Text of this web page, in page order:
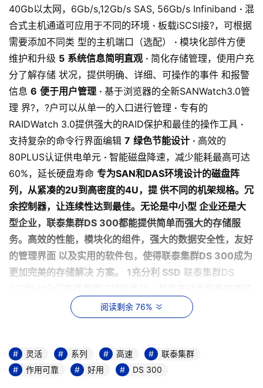
40Gb以太网，6Gb/s,12Gb/s SAS, 56Gb/s Infiniband · 混
合式主机通道可应用于不同的环境 · 板载iSCSI接?，可根据
需要添加不同类 型的主机端口（选配） · 模块化部件方便
维护和升级 5 系统信息简明直观 · 简化存储管理，使用户充
分了解存储 状况，提供明确、详细、可操作的事件 和报警
信息 6 便于用户管理 · 基于浏览器的全新SANWatch3.0管
理 界?，?户可以从单一的入口进行管理 · 专有的
RAIDWatch 3.0提供强大的RAID保护和最佳的操作工具 ·
支持复杂的命令行界面编辑 7 绿色节能设计 · 高效的
80PLUS认证供电单元 · 智能磁盘降速，减少能耗最高可达
60%，延长硬盘寿命 专为SAN和DAS环境设计的磁盘阵
列，从紧凑的2U到高密度的4U，提 供不同的机架规格。冗
余控制器，让连续性达到最佳。无论是中小型 企业还是大
型企业，联泰集群DS 300都能提供简单而强大的存储服
务。高效的性能，模块化的组件，强大的数据安全性，友好
的管理界面 以及实用的软件包，使得联泰集群DS 300成为
更加完美的存储解决 方案。
1充分利 SSD 联泰集群DS
SSD缓存池。SSD缓存技术可提升优先级较高数据的读性
能，将缓存池的空间提升到6.4TB。每个控制器可配置四颗
提升硬盘预热的速度，降低磨损消耗，这与传统的磁盘缓存
相比，大大消除了对硬 盘性能的影响。通过直观的
阅读剩余 76%
灵活 系列 高速
联泰集群
作用可靠
好用 DS 300